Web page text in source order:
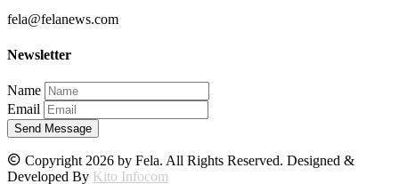
fela@felanews.com
Newsletter
Name
Email
Send Message
Copyright 2026 by Fela. All Rights Reserved. Designed &
Developed By Kito Infocom